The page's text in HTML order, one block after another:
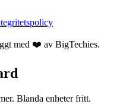
med ❤️ av BigTechies.
Blanda enheter fritt.